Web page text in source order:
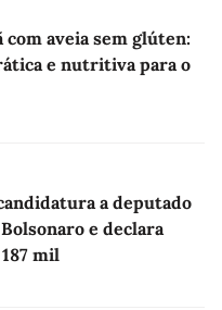
com aveia sem glúten:
e nutritiva para o
a deputado
e declara
mil